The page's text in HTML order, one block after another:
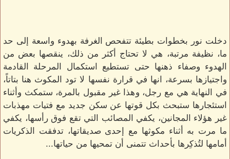
دخلت نور بخطوات بطيئة تتفحص الغرفة بهدوء واسعة إلى حد
ما، نظيفة مرتبة، هي لا تحتاج أكثر من ذلك، ينقصها بعض من
الهدوء وصفاء ذهنها حتى تستطيع استكمال المرحلة القادمة
واجتيازها بسرعة، انها في قرارة نفسها لا تود المكوث هنا بتاتاً،
في النهاية هي مع رجل، وهذا غير مقبول بالمرة، ستمكث وأثناء
استئجارها ستبحث بكل قوتها عن سكن جديد مع فتيات مهذبات
غير هؤلاء المجانين، يكفي المصائب التي تقع فوق رأسها، يكفي
ما مرت به أثناء مكوثها مع إحدى صديقاتها، تدفقت الذكريات
أمامها لتُذكِرها بأحداث تتمنى أن تمحيها من حياتها...